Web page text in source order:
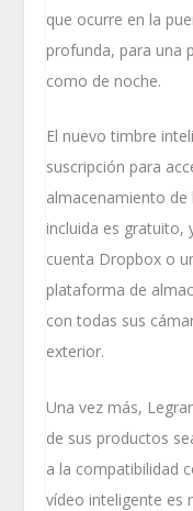
que ocurre en la
profunda, para una
como de noche.
El nuevo timbre
suscripción para
almacenamiento
incluida es gratuito,
cuenta Dropbox o
plataforma de
con todas sus
exterior.
Una vez más,
de sus productos
a la compatibilidad
vídeo inteligente es